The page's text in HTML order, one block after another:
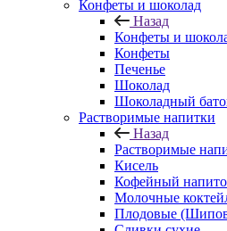
Конфеты и шоколад
Назад
Конфеты и
Конфеты
Печенье
Шоколад
Шоколадный
Растворимые напитки
Назад
Растворимые
Кисель
Кофейный
Молочные
Плодовые